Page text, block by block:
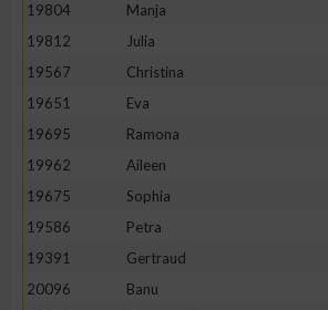
19804
Manja
19812
Julia
19567
Christina
19651
Eva
19695
Ramona
19962
Aileen
19675
Sophia
19586
Petra
19391
Gertraud
20096
Banu
IAB-Besonderheiten:
Geräte anhand von aktiv
Nicht-IAB-Verarbeitungszwecke:
Notwendig
Performance